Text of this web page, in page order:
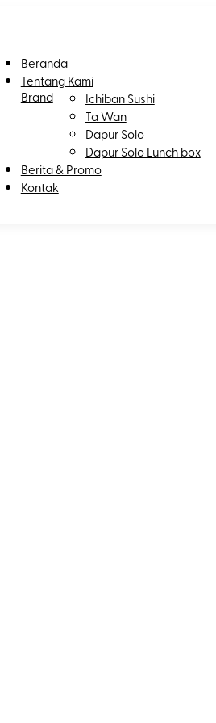
Beranda
Tentang Kami
Brand
Ichiban Sushi
Ta Wan
Dapur Solo
Dapur Solo Lunch box
Berita & Promo
Kontak